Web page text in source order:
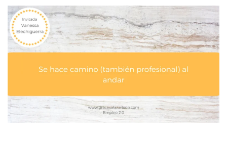
hace
camino
(también
profesional)
andar